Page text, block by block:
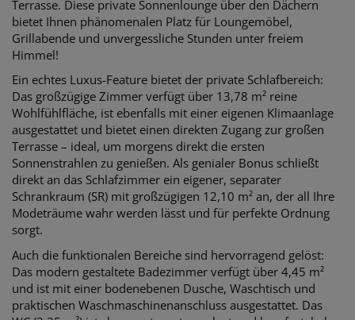
Terrasse. Diese private Sonnenlounge über den Dächern
bietet Ihnen phänomenalen Platz für Loungemöbel,
Grillabende und unvergessliche Stunden unter freiem
Himmel!
Ein echtes Luxus-Feature bietet der private Schlafbereich:
Das großzügige Zimmer verfügt über 13,78 m² reine
Wohlfühlfläche, ist ebenfalls mit einer eigenen Klimaanlage
ausgestattet und bietet einen direkten Zugang zur großen
Terrasse – ideal, um morgens direkt die ersten
Sonnenstrahlen zu genießen. Als genialer Bonus schließt
direkt an das Schlafzimmer ein eigener, separater
Schrankraum (SR) mit großzügigen 12,10 m² an, der all Ihre
Modeträume wahr werden lässt und für perfekte Ordnung
sorgt.
Auch die funktionalen Bereiche sind hervorragend gelöst:
Das modern gestaltete Badezimmer verfügt über 4,45 m²
und ist mit einer bodenebenen Dusche, Waschtisch und
praktischen Waschmaschinenanschluss ausgestattet. Das